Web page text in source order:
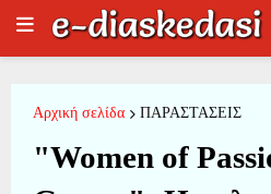
Αρχική σελίδα ΠΑΡΑΣΤΑΣΕΙΣ
"Women of